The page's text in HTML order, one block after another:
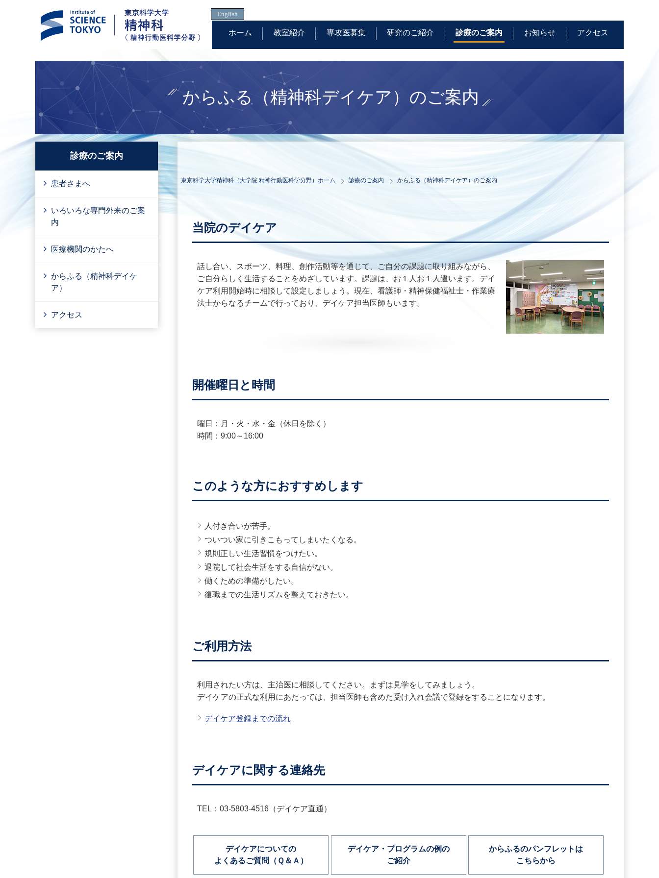
English
ホーム 教室紹介 専攻医募集 研究のご紹介 診療のご案内 お知らせ アクセス
からふる（精神科デイケア）のご案内
診療のご案内
患者さまへ
いろいろな専門外来のご案
内
医療機関のかたへ
からふる（精神科デイケ
ア）
アクセス
東京科学大学精神科（大学院 精神行動医科学分野） ホーム 診療のご案内 からふる（精神科デイケア）のご案内
当院のデイケア
話し合い、スポーツ、料理、創作活動等を通じて、ご自分の課題に取り組みながら、
ご自分らしく生活することをめざしています。課題は、お１人お１人違います。デイ
ケア利用開始時に相談して設定しましょう。現在、看護師・精神保健福祉士・作業療
法士からなるチームで行っており、デイケア担当医師もいます。
開催曜日と時間
曜日：月・火・水・金（休日を除く）
時間：9:00～16:00
このような方におすすめします
人付き合いが苦手。
ついつい家に引きこもってしまいたくなる。
規則正しい生活習慣をつけたい。
退院して社会生活をする自信がない。
働くための準備がしたい。
復職までの生活リズムを整えておきたい。
ご利用方法
利用されたい方は、主治医に相談してください。まずは見学をしてみましょう。
デイケアの正式な利用にあたっては、担当医師も含めた受け入れ会議で登録をすることになります。
デイケア登録までの流れ
デイケアに関する連絡先
TEL：03-5803-4516（デイケア直通）
デイケアについての
よくあるご質問（Ｑ＆Ａ）
デイケア・プログラムの例の
ご紹介
からふるのパンフレットは
こちらから